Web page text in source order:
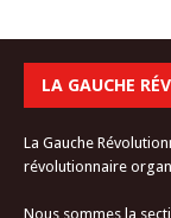
LA GAUCHE
La Gauche
révolutionnaire
Nous sommes la